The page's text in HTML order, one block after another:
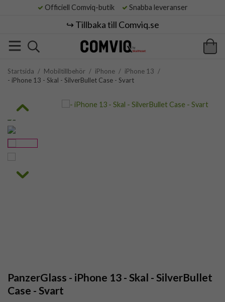
Officiell Comviq-butik Snabba leveranser
↪️ Tillbaka till Comviq.se
Startsida / Mobiltillbehör / iPhone / iPhone 13 /
- iPhone 13 - Skal - SilverBullet Case - Svart
PanzerGlass - iPhone 13 - Skal - SilverBullet
Case - Svart